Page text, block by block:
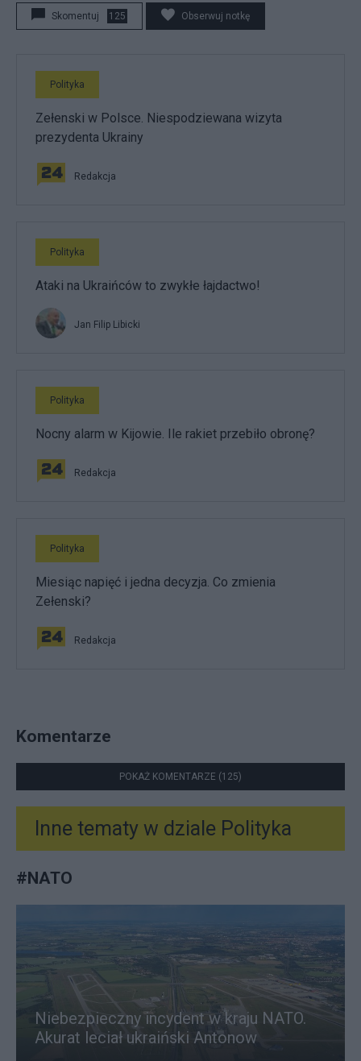
Skomentuj 125 Obserwuj notkę
Polityka
Zełenski w Polsce. Niespodziewana wizyta
prezydenta Ukrainy
Redakcja
Polityka
Ataki na Ukraińców to zwykłe łajdactwo!
Jan Filip Libicki
Polityka
Nocny alarm w Kijowie. Ile rakiet przebiło obronę?
Redakcja
Polityka
Miesiąc napięć i jedna decyzja. Co zmienia
Zełenski?
Redakcja
Komentarze
POKAŻ KOMENTARZE (125)
Inne tematy w dziale Polityka
#NATO
Niebezpieczny incydent w kraju NATO.
Akurat leciał ukraiński Antonow